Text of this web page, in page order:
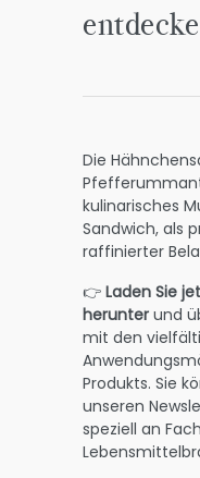
Die
kulinarisches
Sandwich, als
raffinierter
👉 Laden Sie
herunter und
mit den
Produkts. Sie
unseren
speziell an